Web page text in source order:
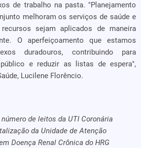
de trabalho na pasta. "Planejamento
melhoram os serviços de saúde e
sejam aplicados de maneira
O aperfeiçoamento que estamos
duradouros, contribuindo para
e reduzir as listas de espera",
Lucilene Florêncio.
de leitos da UTI Coronária
da Unidade de Atenção
Doença Renal Crônica do HRG